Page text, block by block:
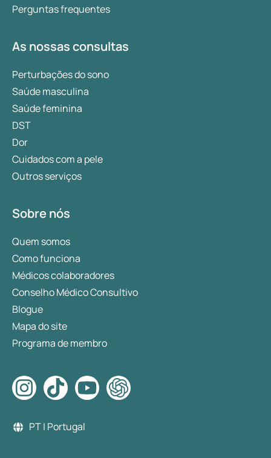
Perguntas frequentes
As nossas consultas
Perturbações do sono
Saúde masculina
Saúde feminina
DST
Dor
Cuidados com a pele
Outros serviços
Sobre nós
Quem somos
Como funciona
Médicos colaboradores
Conselho Médico Consultivo
Blogue
Mapa do site
Programa de membro
PT | Portugal